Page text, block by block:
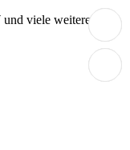
viele weitere